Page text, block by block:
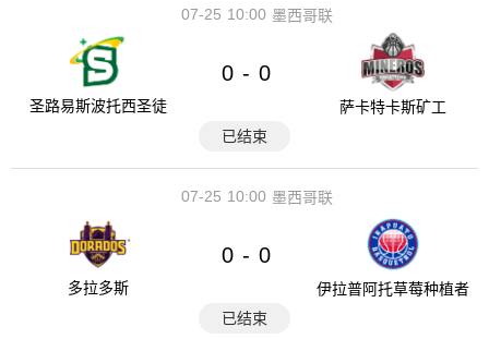
10:00
07-25 墨西哥联
圣路易斯波托西圣徒
0 - 0
萨卡特卡斯矿工
已结束
10:00
07-25 墨西哥联
多拉多斯
0 - 0
伊拉普阿托草莓种植者
已结束